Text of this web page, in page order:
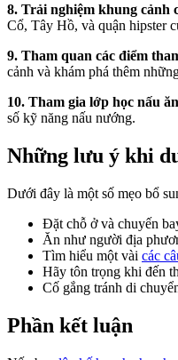
8. Trải nghiệm khung cảnh
Cổ, Tây Hồ, và quận hipster
9. Tham quan các điểm
cảnh và khám phá thêm
10. Tham gia lớp học nấu
số kỹ năng nấu nướng.
Những lưu ý khi
Dưới đây là một số mẹo bổ
Đặt chỗ ở và chuyến
Ăn như người địa
Tìm hiểu một vài các
Hãy tôn trọng khi đến
Cố gắng tránh di
Phần kết luận